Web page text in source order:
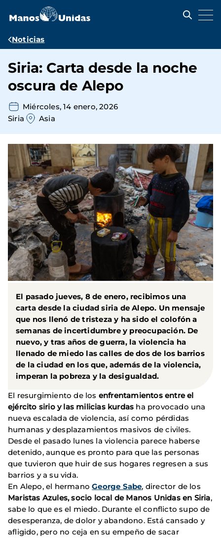
contenido
Ruta
navegación
Noticias
Siria: Carta desde la noche
oscura de Alepo
Miércoles, 14 enero, 2026
Siria
Asia
El pasado jueves, 8 de enero, recibimos una
carta desde la ciudad siria de Alepo. Un mensaje
que nos llenó de tristeza y ha sido el colofón a
semanas de incertidumbre y preocupación. De
nuevo, y tras años de guerra, la violencia ha
llenado de miedo las calles de dos de los barrios
de la ciudad en los que, además de la violencia,
imperan la pobreza y la desigualdad.
El resurgimiento de los enfrentamientos entre el
ejército sirio y las milicias kurdas ha provocado una
nueva escalada de violencia, así como pérdidas
humanas y desplazamientos masivos de civiles.
Desde el pasado lunes la violencia parece haberse
detenido, aunque es pronto para que las personas
que tuvieron que huir de sus hogares regresen a sus
barrios y a su vida.
En Alepo, el hermanoGeorge Sabe, director de los
Maristas Azules, socio local de Manos Unidas en Siria,
sabe lo que es el miedo. Durante el conflicto supo de
desesperanza, de dolor y abandono. Está cansado y
afligido, pero no ceja en su empeño de sacar